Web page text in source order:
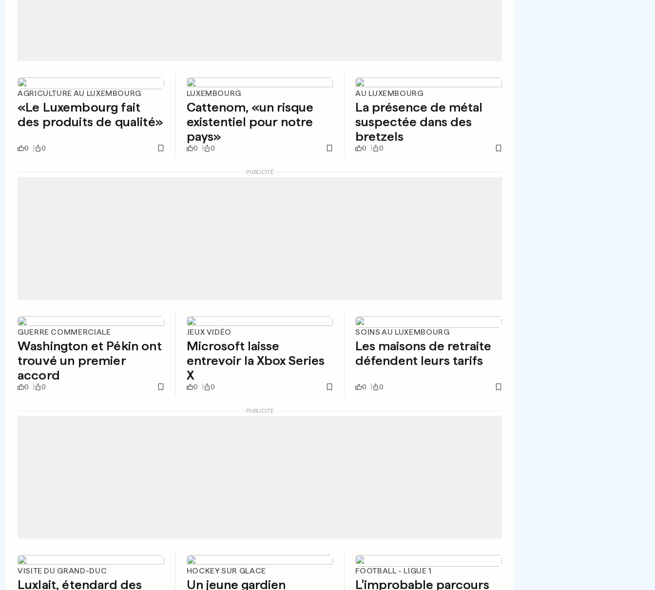
AGRICULTURE AU LUXEMBOURG
«Le Luxembourg fait
des produits de qualité»
0 0
LUXEMBOURG
Cattenom, «un risque
existentiel pour notre
pays»
0 0
AU LUXEMBOURG
La présence de métal
suspectée dans des
bretzels
0 0
PUBLICITÉ
GUERRE COMMERCIALE
Washington et Pékin ont
trouvé un premier
accord
0 0
JEUX VIDÉO
Microsoft laisse
entrevoir la Xbox Series
X
0 0
SOINS AU LUXEMBOURG
Les maisons de retraite
défendent leurs tarifs
0 0
PUBLICITÉ
VISITE DU GRAND-DUC
Luxlait, étendard des
HOCKEY SUR GLACE
Un jeune gardien
FOOTBALL - LIGUE 1
L'improbable parcours